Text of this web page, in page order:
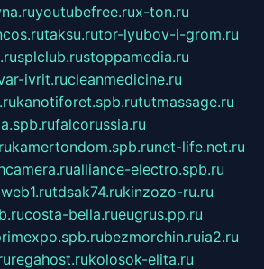
youtubefree.rux-ton.ru
taksu.rutor-lyubov-i-grom.ru
splclub.rustoppamedia.ru
ivrit.rucleanmedicine.ru
kanotiforet.spb.rututmassage.ru
falcorussia.ru
kamertondom.spb.runet-life.net.ru
alliance-electro.spb.ru
tdsak74.rukinzozo-ru.ru
costa-bella.rueugrus.pp.ru
bezmorchin.ruia2.ru
regahost.rukolosok-elita.ru